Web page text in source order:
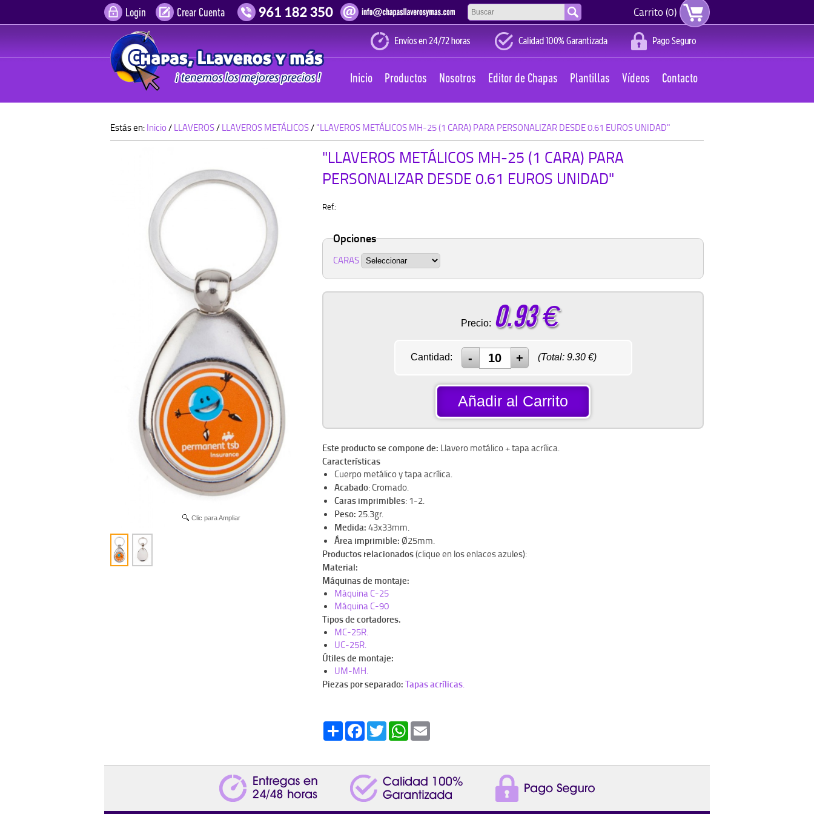
Login Crear Cuenta Carrito (0)
Nosotros Editor de Chapas Plantillas Vídeos Contacto
Productos
Inicio
Estás en:Inicio/LLAVEROS/LLAVEROS METÁLICOS/"LLAVEROS METÁLICOS MH-25 (1 CARA) PARA PERSONALIZAR DESDE 0.61 EUROS UNIDAD"
Clic para Ampliar
"LLAVEROS METÁLICOS MH-25 (1 CARA) PARA
PERSONALIZAR DESDE 0.61 EUROS UNIDAD"
Ref.:
Opciones
CARAS
Precio: 0.93€
Cantidad: (Total: 9.30€)
Añadir al Carrito
Este producto se compone de: Llavero metálico + tapa acrílica.
Características
Cuerpo metálico y tapa acrílica.
Acabado: Cromado.
Caras imprimibles: 1-2.
Peso: 25.3gr.
Medida:43x33mm.
Área imprimible:Ø25mm.
Productos relacionados(clique en los enlaces azules):
Material:
Máquinas de montaje:
Máquina C-25
Máquina C-90
Tipos de cortadores.
MC-25R.
UC-25R.
Útiles de montaje:
UM-MH.
Piezas por separado:Tapas acrílicas.
ShareFacebook
TwitterWhatsApp